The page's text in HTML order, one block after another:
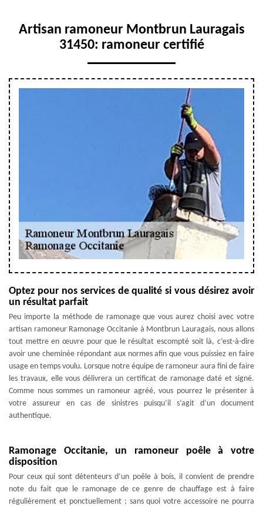
Artisan ramoneur Montbrun Lauragais
31450: ramoneur certifié
Optez pour nos services de qualité si vous désirez avoir
un résultat parfait
Peu importe la méthode de ramonage que vous aurez choisi avec votre
artisan ramoneur Ramonage Occitanie à Montbrun Lauragais, nous allons
tout mettre en œuvre pour que le résultat escompté soit là, c’est-à-dire
avoir une cheminée répondant aux normes afin que vous puissiez en faire
usage en temps voulu. Lorsque notre équipe de ramoneur aura fini de faire
les travaux, elle vous délivrera un certificat de ramonage daté et signé.
Comme nous sommes un ramoneur agréé, vous pourrez le présenter à
votre assureur en cas de sinistres puisqu’il s’agit d’un document
authentique.
Ramonage Occitanie, un ramoneur poêle à votre
disposition
Pour ceux qui sont détenteurs d’un poêle à bois, il convient de prendre
note du fait que le ramonage de ce genre de chauffage est à faire
régulièrement et ponctuellement ; sans quoi votre accessoire ne pourra